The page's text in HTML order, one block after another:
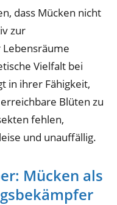
dass Mücken nicht
zur
Vielfalt bei
in ihrer Fähigkeit,
Blüten zu
fehlen,
und unauffällig.
Mücken als